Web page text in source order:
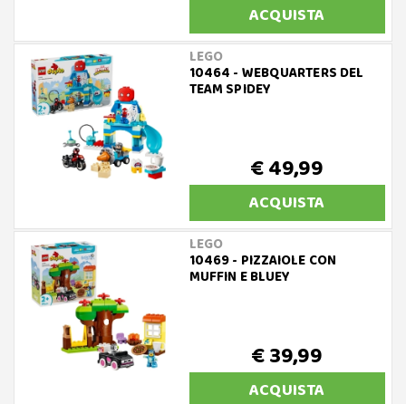
ACQUISTA
LEGO
10464 - WEBQUARTERS DEL
TEAM SPIDEY
€ 49,99
ACQUISTA
LEGO
10469 - PIZZAIOLE CON
MUFFIN E BLUEY
€ 39,99
ACQUISTA